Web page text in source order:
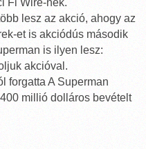
Fi Wire-nek.
lesz az akció, ahogy az
et is akciódús második
is ilyen lesz:
akcióval.
forgatta A Superman
millió dolláros bevételt